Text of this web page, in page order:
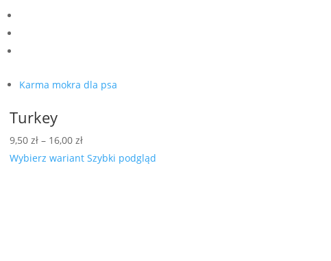
Karma mokra dla psa
Turkey
9,50 zł – 16,00 złZakres
cen:
Wybierz wariant Szybki podgląd